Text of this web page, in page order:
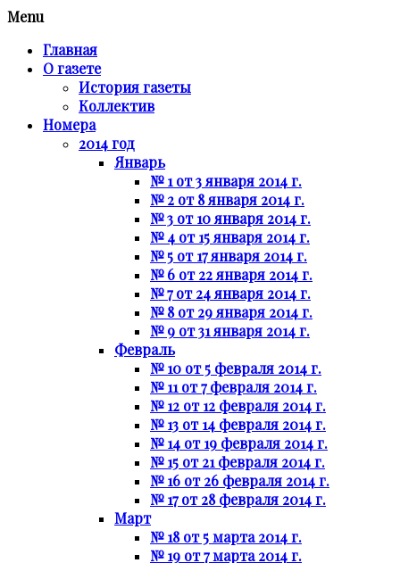
Menu
Главная
О газете
История газеты
Коллектив
Номера
2014 год
Январь
№ 1 от 3 января 2014 г.
№ 2 от 8 января 2014 г.
№ 3 от 10 января 2014 г.
№ 4 от 15 января 2014 г.
№ 5 от 17 января 2014 г.
№ 6 от 22 января 2014 г.
№ 7 от 24 января 2014 г.
№ 8 от 29 января 2014 г.
№ 9 от 31 января 2014 г.
Февраль
№ 10 от 5 февраля 2014 г.
№ 11 от 7 февраля 2014 г.
№ 12 от 12 февраля 2014 г.
№ 13 от 14 февраля 2014 г.
№ 14 от 19 февраля 2014 г.
№ 15 от 21 февраля 2014 г.
№ 16 от 26 февраля 2014 г.
№ 17 от 28 февраля 2014 г.
Март
№ 18 от 5 марта 2014 г.
№ 19 от 7 марта 2014 г.